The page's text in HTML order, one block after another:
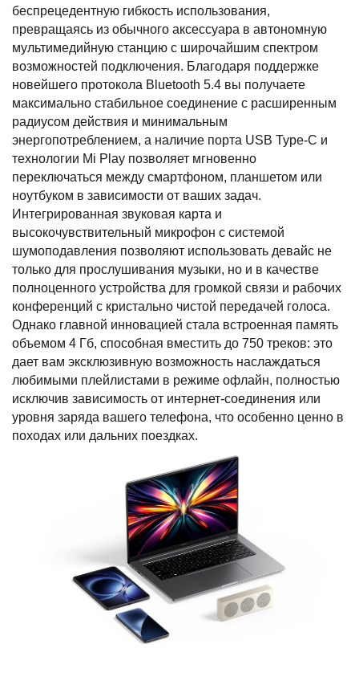
беспрецедентную гибкость использования,
превращаясь из обычного аксессуара в автономную
мультимедийную станцию с широчайшим спектром
возможностей подключения. Благодаря поддержке
новейшего протокола Bluetooth 5.4 вы получаете
максимально стабильное соединение с расширенным
радиусом действия и минимальным
энергопотреблением, а наличие порта USB Type-C и
технологии Mi Play позволяет мгновенно
переключаться между смартфоном, планшетом или
ноутбуком в зависимости от ваших задач.
Интегрированная звуковая карта и
высокочувствительный микрофон с системой
шумоподавления позволяют использовать девайс не
только для прослушивания музыки, но и в качестве
полноценного устройства для громкой связи и рабочих
конференций с кристально чистой передачей голоса.
Однако главной инновацией стала встроенная память
объемом 4 Гб, способная вместить до 750 треков: это
дает вам эксклюзивную возможность наслаждаться
любимыми плейлистами в режиме офлайн, полностью
исключив зависимость от интернет-соединения или
уровня заряда вашего телефона, что особенно ценно в
походах или дальних поездках.